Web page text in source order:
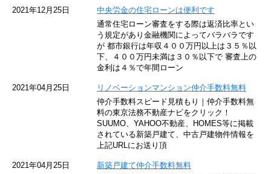
京王京王線
東京臨海高速鉄道
東急世田谷線
JR南武線
2021年12月25日
中央労金の住宅ローンは便利です
通常住宅ローン審査をする際は返済比率とい
う規定があり金融機関によってバラバラです
が 都市銀行は年収４００万円以上は３５％以
下、４００万円未満は３０％以下で 審査上の
金利は４％で年間ローン
2021年04月25日
リノベーションマンション仲介手数料無料
仲介手数料スピード見積もり｜仲介手数料無
料の東京法務不動産ナビをクリック！
SUUMO、YAHOO不動産、HOMES等に掲載
されている新築戸建て、中古戸建物件情報を
上記URLにお送り頂
2021年04月25日
新築戸建て仲介手数料無料